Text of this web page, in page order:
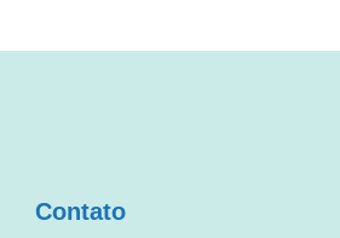
Contato